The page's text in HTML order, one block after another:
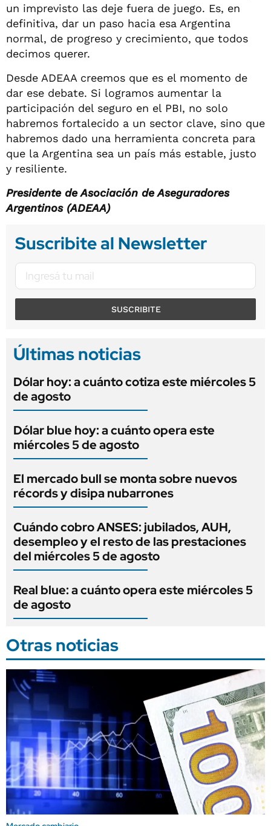
un imprevisto las deje fuera de juego. Es, en
definitiva, dar un paso hacia esa Argentina
normal, de progreso y crecimiento, que todos
decimos querer.
Desde ADEAA creemos que es el momento de
dar ese debate. Si logramos aumentar la
participación del seguro en el PBI, no solo
habremos fortalecido a un sector clave, sino que
habremos dado una herramienta concreta para
que la Argentina sea un país más estable, justo
y resiliente.
Presidente de Asociación de Aseguradores
Argentinos (ADEAA)
Suscribite al Newsletter
SUSCRIBITE
Últimas noticias
Dólar hoy: a cuánto cotiza este miércoles 5
de agosto
Dólar blue hoy: a cuánto opera este
miércoles 5 de agosto
El mercado bull se monta sobre nuevos
récords y disipa nubarrones
Cuándo cobro ANSES: jubilados, AUH,
desempleo y el resto de las prestaciones
del miércoles 5 de agosto
Real blue: a cuánto opera este miércoles 5
de agosto
Otras noticias